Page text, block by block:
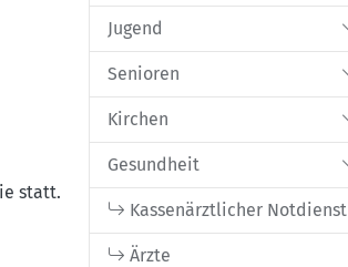
statt.
Jugend
Senioren
Kirchen
Gesundheit
Kassenärztlicher Notdienst
Ärzte